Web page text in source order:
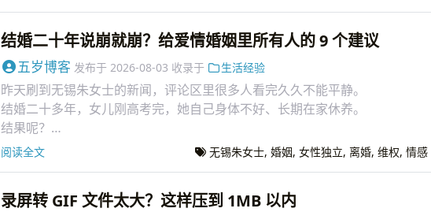
结婚二十年说崩就崩？给爱情婚姻里所有人的 9 个建议
五岁博客 发布于 2026-08-03 收录于 生活经验
昨天刷到无锡朱女士的新闻，评论区里很多人看完久久不能平静。
结婚二十多年，女儿刚高考完，她自己身体不好、长期在家休养。
结果呢？
丈夫和另一个女人用伪造的结婚证，跑去医院培育了胚胎。
阅读全文 无锡朱女士,婚姻,女性独立,离婚,维权,情感
录屏转 GIF 文件太大？这样压到 1MB 以内